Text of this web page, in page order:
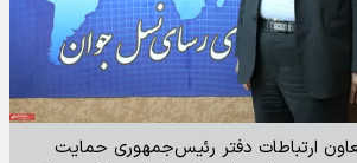
ارتباطات دفتر رئیس‌جمهوری حمایت